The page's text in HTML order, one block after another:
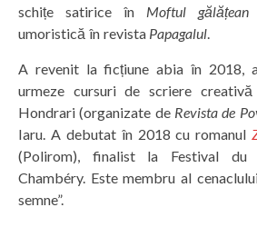
schițe satirice în Moftul gălățean
umoristică în revista Papagalul.
A revenit la ficțiune abia în 2018,
urmeze cursuri de scriere
Hondrari (organizate de Revista de
Iaru. A debutat în 2018 cu romanul
(Polirom), finalist la Festival du
Chambéry. Este membru al
semne”.